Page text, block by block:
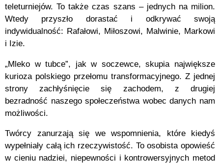
teleturniejów. To także czas szans – jednych na milion.
Wtedy przyszło dorastać i odkrywać swoją
indywidualność: Rafałowi, Miłoszowi, Malwinie, Markowi
i Izie.
„Mleko w tubce”, jak w soczewce, skupia największe
kurioza polskiego przełomu transformacyjnego. Z jednej
strony zachłyśnięcie się zachodem, z drugiej
bezradność naszego społeczeństwa wobec danych nam
możliwości.
Twórcy zanurzają się we wspomnienia, które kiedyś
wypełniały całą ich rzeczywistość. To osobista opowieść
w cieniu nadziei, niepewności i kontrowersyjnych metod